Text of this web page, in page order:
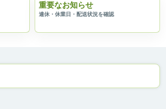
重要なお知らせ